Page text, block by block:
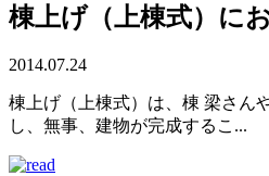
棟上げ（上棟式）に
2014.07.24
棟上げ（上棟式）は、棟 梁さん
し、無事、建物が完成するこ...